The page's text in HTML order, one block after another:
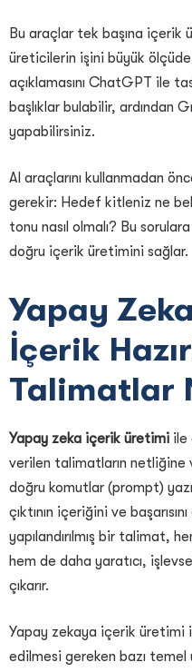
Bu araçlar tek başına içerik
üreticilerin işini büyük ölçüde
açıklamasını ChatGPT ile
başlıklar bulabilir, ardından
yapabilirsiniz.
AI araçlarını kullanmadan
gerekir: Hedef kitleniz ne
tonu nasıl olmalı? Bu
doğru içerik üretimini sağlar.
Yapay
İçerik
Talimatlar
Yapay zeka içerik üretimi ile
verilen talimatların netliğine
doğru komutlar (prompt)
çıktının içeriğini ve
yapılandırılmış bir talimat,
hem de daha yaratıcı,
çıkarır.
Yapay zekaya içerik
edilmesi gereken bazı temel